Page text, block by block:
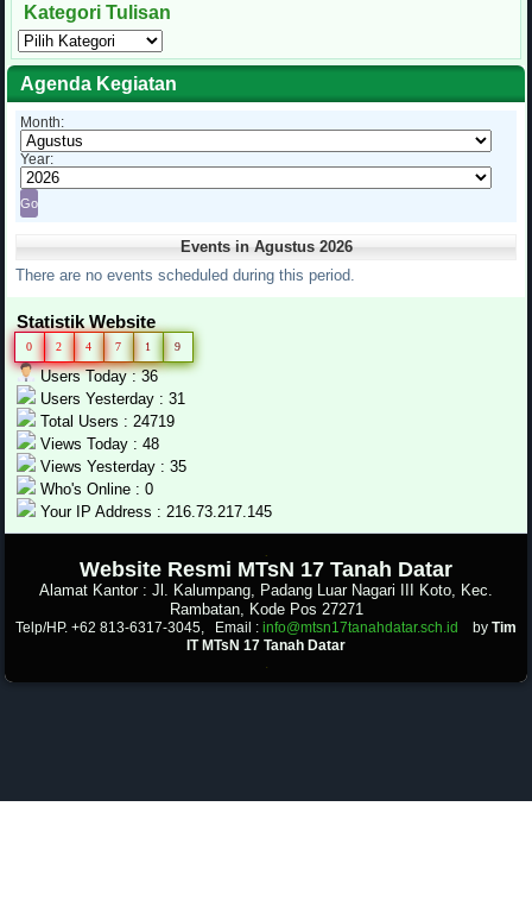
Kategori Tulisan
Kategori
Tulisan
Agenda Kegiatan
Month:
Year:
Events in Agustus 2026
There are no events scheduled during this period.
Statistik Website
0 2 4 7 1 9
Users Today : 36
Users Yesterday : 31
Total Users : 24719
Views Today : 48
Views Yesterday : 35
Who's Online : 0
Your IP Address : 216.73.217.145
Website Resmi MTsN 17 Tanah Datar
Alamat Kantor : Jl. Kalumpang, Padang Luar Nagari III Koto, Kec.
Rambatan, Kode Pos 27271
Telp/HP. +62 813-6317-3045, Email : info@mtsn17tanahdatar.sch.id by Tim
IT MTsN 17 Tanah Datar